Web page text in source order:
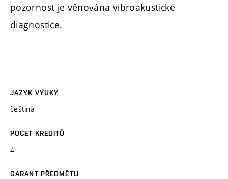
pozornost je věnována vibroakustické
diagnostice.
JAZYK VÝUKY
čeština
POČET KREDITŮ
4
GARANT PŘEDMĚTU